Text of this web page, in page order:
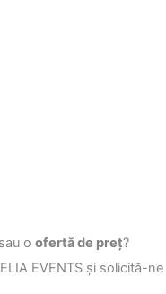
sau o ofertă de preț?
EVENTS și solicită-